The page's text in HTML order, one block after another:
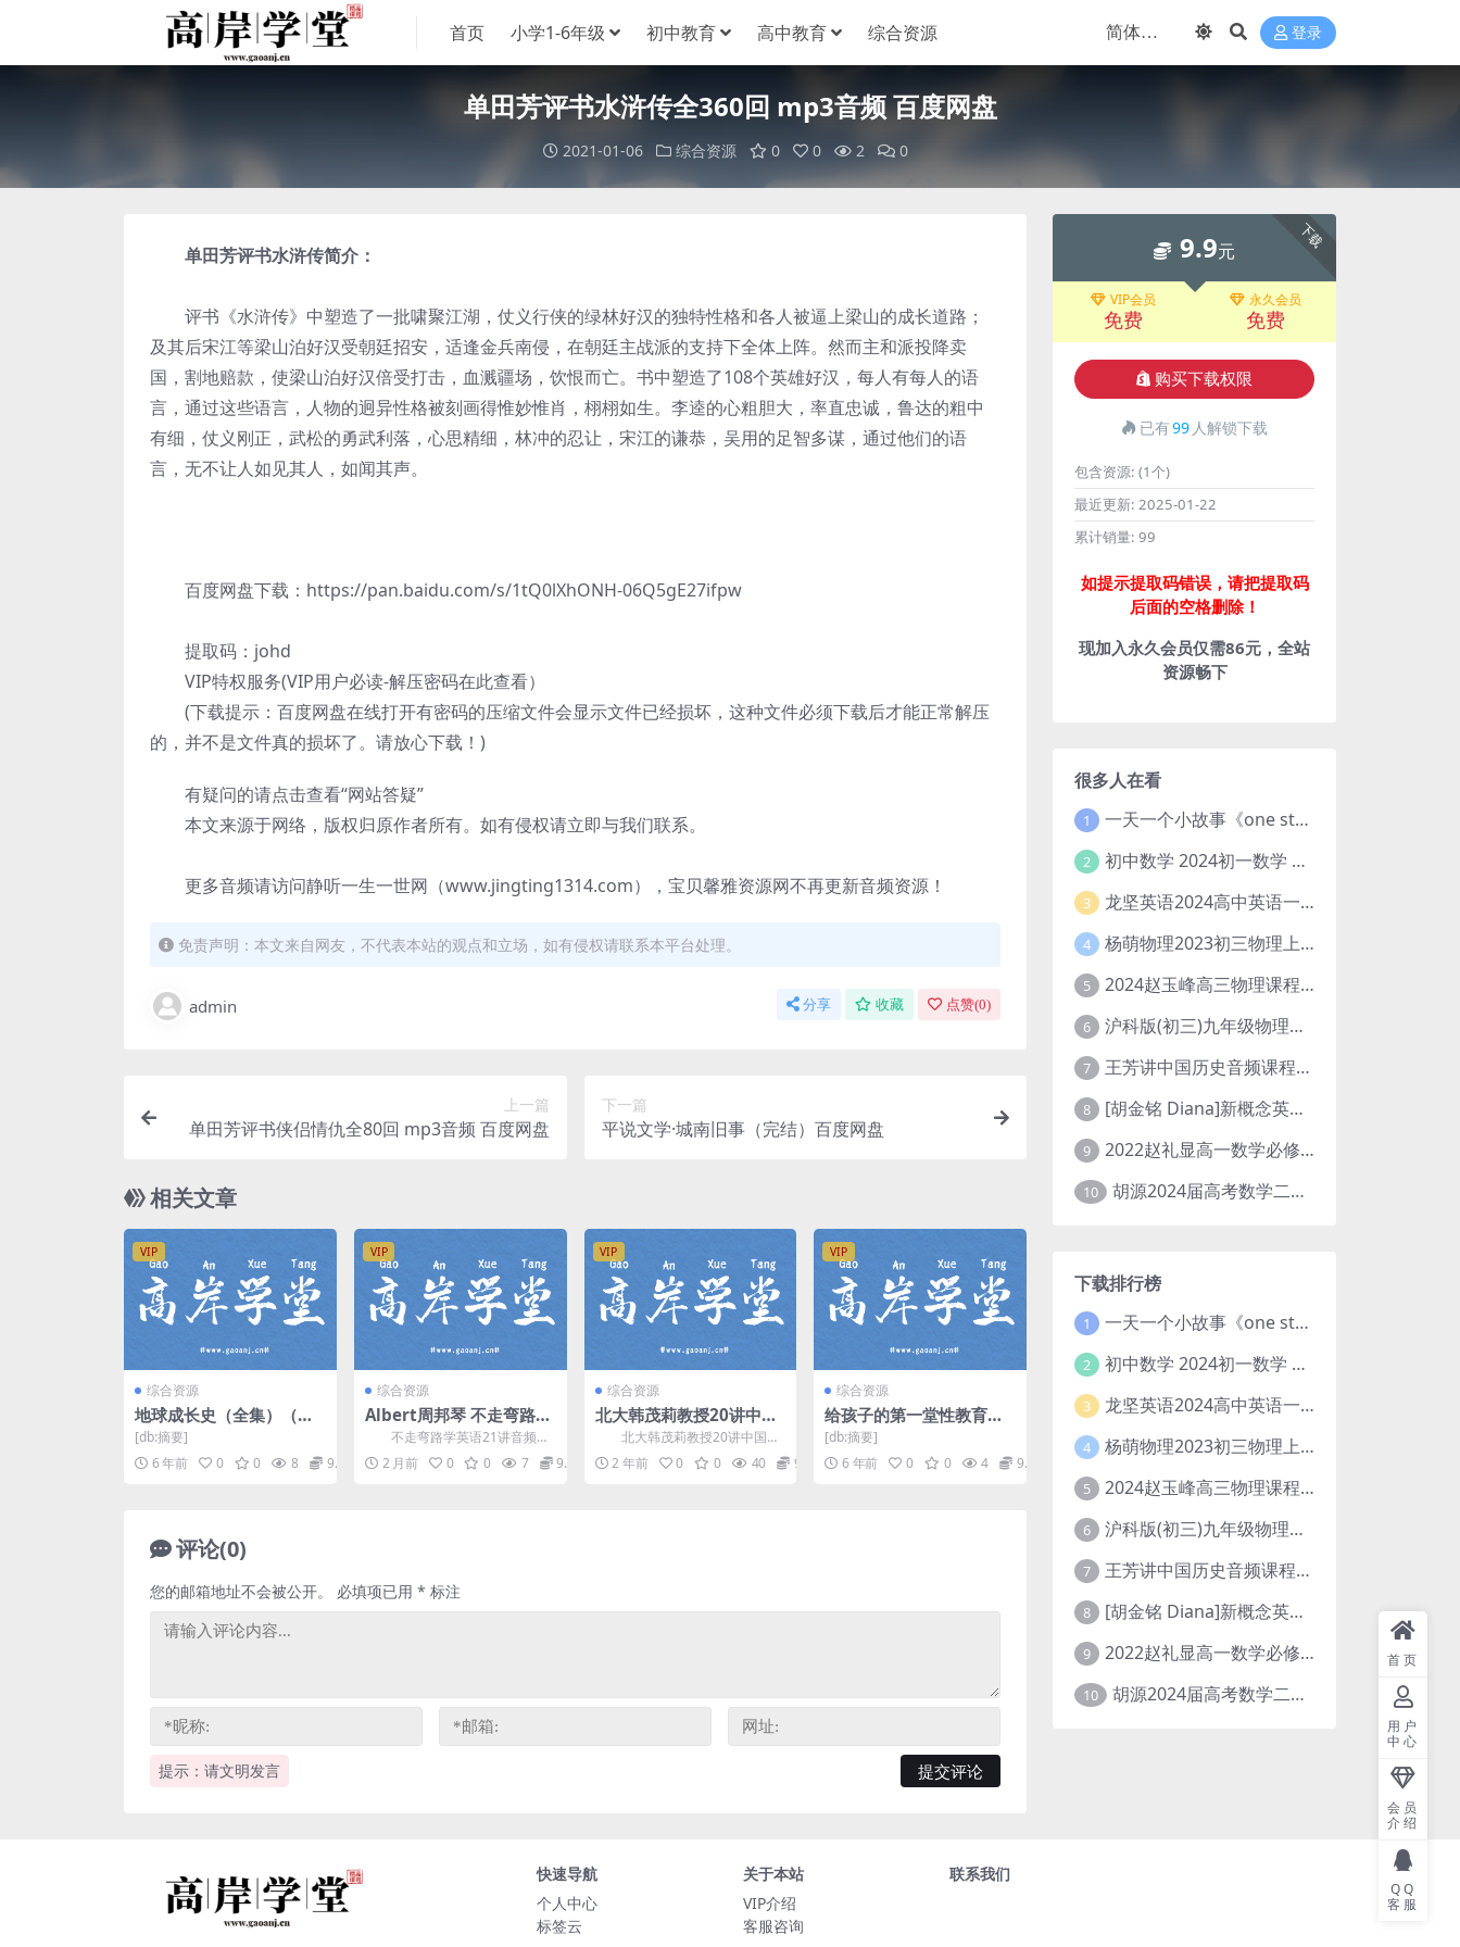
首页 小学1-6年级 初中教育 高中教育 综合资源 登录
单田芳评书水浒传全360回 mp3音频 百度网盘
2021-01-06 综合资源 0 0 2 0
单田芳评书水浒传简介：
评书《水浒传》中塑造了一批啸聚江湖，仗义行侠的绿林好汉的独特性格和各人被逼上梁山的成长道路；
及其后宋江等梁山泊好汉受朝廷招安，适逢金兵南侵，在朝廷主战派的支持下全体上阵。然而主和派投降卖
国，割地赔款，使梁山泊好汉倍受打击，血溅疆场，饮恨而亡。书中塑造了108个英雄好汉，每人有每人的语
言，通过这些语言，人物的迥异性格被刻画得惟妙惟肖，栩栩如生。李逵的心粗胆大，率直忠诚，鲁达的粗中
有细，仗义刚正，武松的勇武利落，心思精细，林冲的忍让，宋江的谦恭，吴用的足智多谋，通过他们的语
言，无不让人如见其人，如闻其声。
百度网盘下载：https://pan.baidu.com/s/1tQ0lXhONH-06Q5gE27ifpw
提取码：johd
VIP特权服务(VIP用户必读-解压密码在此查看）
(下载提示：百度网盘在线打开有密码的压缩文件会显示文件已经损坏，这种文件必须下载后才能正常解压
的，并不是文件真的损坏了。请放心下载！)
有疑问的请点击查看“网站答疑”
本文来源于网络，版权归原作者所有。如有侵权请立即与我们联系。
更多音频请访问静听一生一世网（www.jingting1314.com），宝贝馨雅资源网不再更新音频资源！
免责声明：本文来自网友，不代表本站的观点和立场，如有侵权请联系本平台处理。
admin 分享 收藏 点赞(0)
上一篇
单田芳评书侠侣情仇全80回 mp3音频 百度网盘
下一篇
平说文学·城南旧事（完结）百度网盘
相关文章
VIP
综合资源
地球成长史（全集）（百
家讲坛2001-2003 41集R
MVB-5.87G）百度网盘分
享
[db:摘要]
6 年前
0 0 8 9.9
VIP
综合资源
Albert周邦琴 不走弯路学
英语21讲音频课(MP3资
源268M) 百度网盘分享
不走弯路学英语21讲音频M
P3资源，由 周邦琴 (Albert)老师
讲课，英...
2 月前 0 0 7 9.9
VIP
综合资源
北大韩茂莉教授20讲中国
历史地理课(重回历史现场)
百度网盘分享
北大韩茂莉教授20讲中国历
史地理课，400+分钟，倾情呈现
半生研究之精华，以...
2 年前 0 0 40 9.9
VIP
综合资源
给孩子的第一堂性教育课
男孩版（超清mp4完结）
小灯塔胡佳威 百度网盘
[db:摘要]
6 年前
0 0 4 9.9
评论(0)
提示：请文明发言
您的邮箱地址不会被公开。 必填项已用 * 标注
下载
9.9元
VIP会员
免费
永久会员
免费
购买下载权限
已有99 人解锁下载
包含资源: (1个)
最近更新: 2025-01-22
累计销量: 99
如提示提取码错误，请把提取码
后面的空格删除！
现加入永久会员仅需86元，全站
资源畅下
很多人在看
1 一天一个小故事《one story a day》初中版 百度网盘分享下载
2 初中数学 2024初一数学 朱韬数学 S班春季下 A+班春季下 百度云网盘
3 龙坚英语2024高中英语一轮系统班(全国卷+北京卷)
4 杨萌物理2023初三物理上秋季A+班(视频+讲义) 百度网盘分享
5 2024赵玉峰高三物理课程24年高考物理一轮复习网课教程
6 沪科版(初三)九年级物理全一册网课教学视频全集(录播版 杜春雨 66讲)
7 王芳讲中国历史音频课程全集(上下五千年)
8 [胡金铭 Diana]新概念英语第1册教学视频课程(全集 百度网盘下载)
9 2022赵礼显高一数学必修一课程视频资源(秋季班 含讲义)百度网盘云
10 胡源2024届高考数学二轮寒假春季精讲 百度网盘分享
下载排行榜
1 一天一个小故事《one story a day》初中版 百度网盘分享下载
2 初中数学 2024初一数学 朱韬数学 S班春季下 A+班春季下 百度云网盘
3 龙坚英语2024高中英语一轮系统班(全国卷+北京卷)
4 杨萌物理2023初三物理上秋季A+班(视频+讲义) 百度网盘分享
5 2024赵玉峰高三物理课程24年高考物理一轮复习网课教程
6 沪科版(初三)九年级物理全一册网课教学视频全集(录播版 杜春雨 66讲)
7 王芳讲中国历史音频课程全集(上下五千年)
8 [胡金铭 Diana]新概念英语第1册教学视频课程(全集 百度网盘下载)
9 2022赵礼显高一数学必修一课程视频资源(秋季班 含讲义)百度网盘云
10 胡源2024届高考数学二轮寒假春季精讲 百度网盘分享
快速导航
个人中心
标签云
关于本站
VIP介绍
客服咨询
联系我们
首页
用户
中心
会员
介绍
QQ
客服